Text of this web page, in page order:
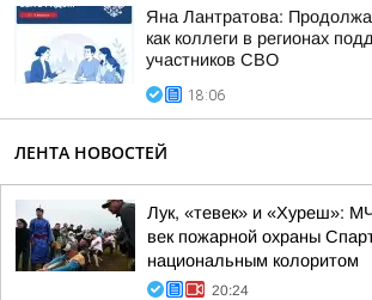
Яна Лантратова:
как коллеги в регионах
участников СВО
18:06
ЛЕНТА НОВОСТЕЙ
Лук, «тевек» и «Хуреш»:
век пожарной охраны
национальным колоритом
20:24